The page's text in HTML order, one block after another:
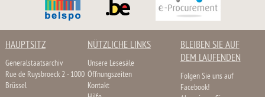
HAUPTSITZ
Generalstaatsarchiv
Rue de Ruysbroeck 2 - 1000
Brüssel
NÜTZLICHE LINKS
Unsere Lesesäle
Öffnungszeiten
Kontakt
BLEIBEN SIE AUF
DEM LAUFENDEN
Folgen Sie uns auf
Facebook!